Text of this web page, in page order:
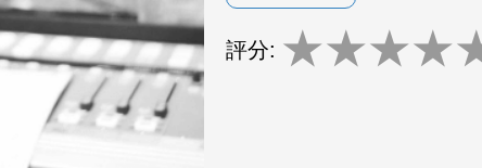
評分: ★★★★